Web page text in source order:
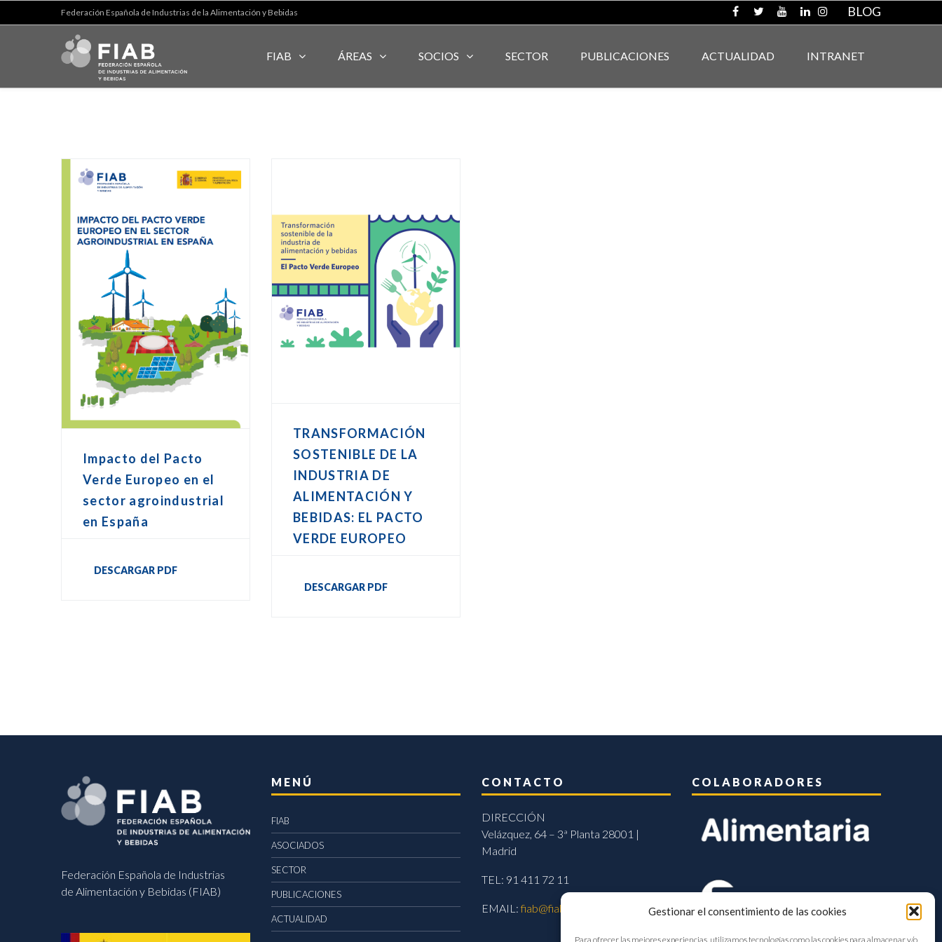
Gestionar el consentimiento de las cookies
Para ofrecer las mejores experiencias, utilizamos tecnologías como las cookies para almacenar y/o
Federación Española de Industrias de la Alimentación y Bebidas BLOG
FIAB ÁREAS SOCIOS SECTOR PUBLICACIONES ACTUALIDAD INTRANET
Impacto del Pacto
Verde Europeo en el
sector agroindustrial
en España
DESCARGAR PDF
TRANSFORMACIÓN
SOSTENIBLE DE LA
INDUSTRIA DE
ALIMENTACIÓN Y
BEBIDAS: EL PACTO
VERDE EUROPEO
DESCARGAR PDF
Federación Española de Industrias
de Alimentación y Bebidas (FIAB)
MENÚ
FIAB
ASOCIADOS
SECTOR
PUBLICACIONES
ACTUALIDAD
CONTACTO
DIRECCIÓN
Velázquez, 64 – 3ª Planta 28001 |
Madrid
TEL: 91 411 72 11
EMAIL:fiab@fiab.es
COLABORADORES